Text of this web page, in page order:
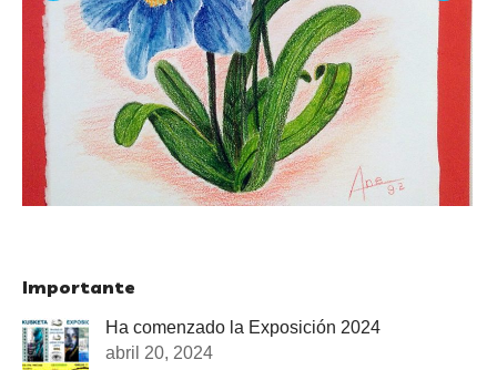
Importante
Ha comenzado la Exposición 2024
abril 20, 2024